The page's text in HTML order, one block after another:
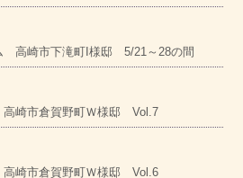
高崎市下滝町I様邸 5/21～28の間
崎市倉賀野町Ｗ様邸 Vol.7
崎市倉賀野町Ｗ様邸 Vol.6